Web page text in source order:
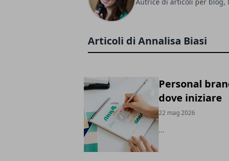
Articoli di Annalisa Biasi
Personal
dove iniziare
22 mag 2026
...